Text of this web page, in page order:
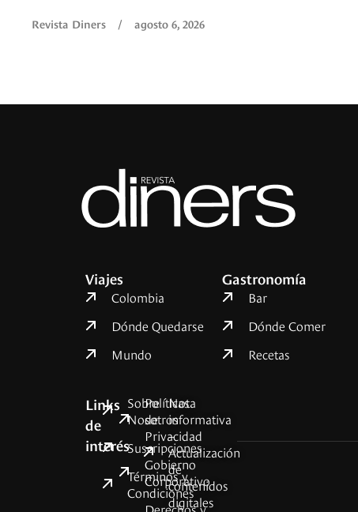
Revista Diners / agosto 6, 2026
Viajes
Colombia
Dónde Quedarse
Mundo
Gastronomía
Bar
Dónde Comer
Recetas
Links
de
interés
Sobre
Nosotros
Suscripciones
Términos y
Condiciones
Políticas
de
Privacidad
Gobierno
Corporativo
Derechos y
Nota
informativa
–
Actualización
de
contenidos
digitales